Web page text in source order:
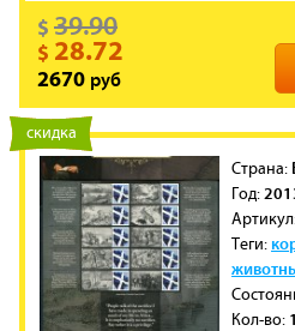
$ 39.90
$ 28.72
2670 руб
новинка
скидка
Cтрана:
Год:
Теги:
Кол-во: 1